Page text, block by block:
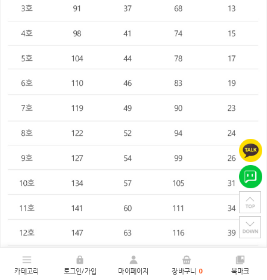
카테고리 로그인/가입 마이페이지 장바구니 0 북마크